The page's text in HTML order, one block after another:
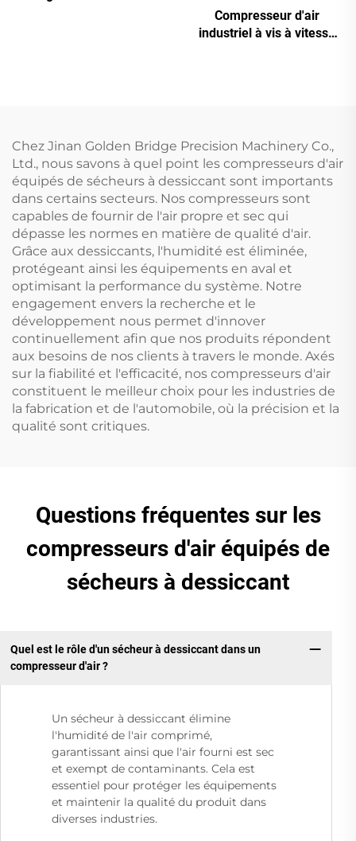
Compresseur d'air
industriel à vis à vitesse
Chez Jinan Golden Bridge Precision Machinery Co.,
Ltd., nous savons à quel point les compresseurs d'air
équipés de sécheurs à dessiccant sont importants
dans certains secteurs. Nos compresseurs sont
capables de fournir de l'air propre et sec qui
dépasse les normes en matière de qualité d'air.
Grâce aux dessiccants, l'humidité est éliminée,
protégeant ainsi les équipements en aval et
optimisant la performance du système. Notre
engagement envers la recherche et le
développement nous permet d'innover
continuellement afin que nos produits répondent
aux besoins de nos clients à travers le monde. Axés
sur la fiabilité et l'efficacité, nos compresseurs d'air
constituent le meilleur choix pour les industries de
la fabrication et de l'automobile, où la précision et la
qualité sont critiques.
Questions fréquentes sur les
compresseurs d'air équipés de
sécheurs à dessiccant
Quel est le rôle d'un sécheur à dessiccant dans un
compresseur d'air ?
Un sécheur à dessiccant élimine
l'humidité de l'air comprimé,
garantissant ainsi que l'air fourni est sec
et exempt de contaminants. Cela est
essentiel pour protéger les équipements
et maintenir la qualité du produit dans
diverses industries.